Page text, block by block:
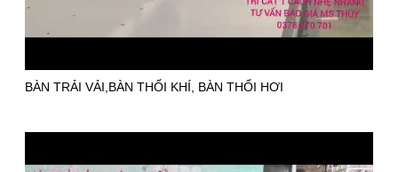
BÀN TRẢI VẢI,BÀN THỔI KHÍ, BÀN THỔI HƠI